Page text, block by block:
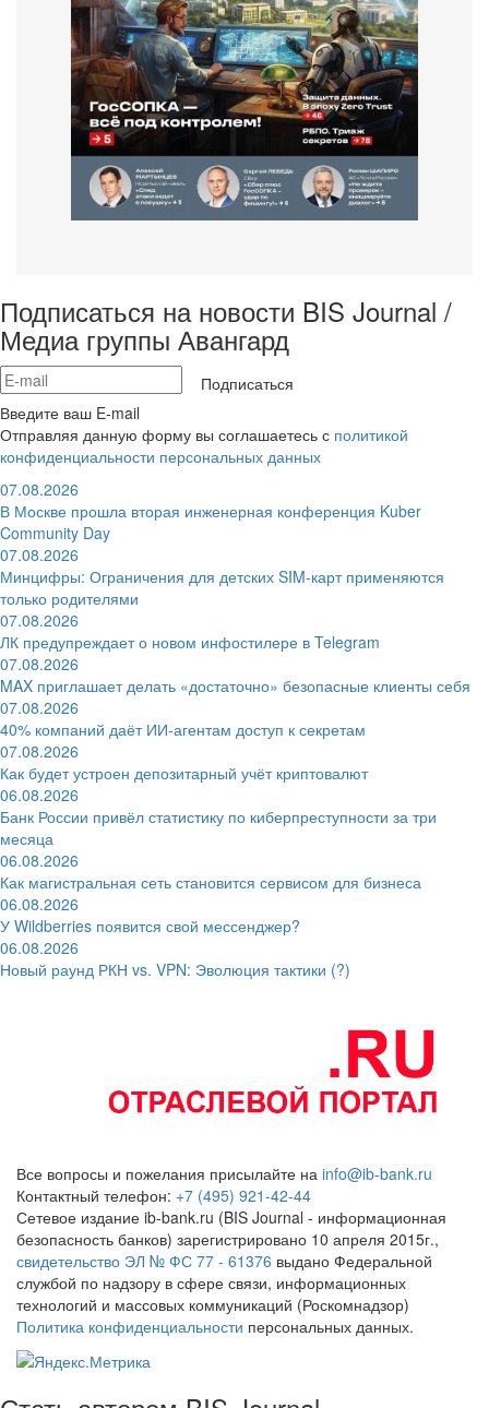
Подписаться на новости BIS Journal /
Медиа группы Авангард
Подписаться
Введите ваш E-mail
Отправляя данную форму вы соглашаетесь с политикой
конфиденциальности персональных данных
07.08.2026
В Москве прошла вторая инженерная конференция Kuber
Community Day
07.08.2026
Минцифры: Ограничения для детских SIM-карт применяются
только родителями
07.08.2026
ЛК предупреждает о новом инфостилере в Telegram
07.08.2026
MAX приглашает делать «достаточно» безопасные клиенты себя
07.08.2026
40% компаний даёт ИИ‑агентам доступ к секретам
07.08.2026
Как будет устроен депозитарный учёт криптовалют
06.08.2026
Банк России привёл статистику по киберпреступности за три
месяца
06.08.2026
Как магистральная сеть становится сервисом для бизнеса
06.08.2026
У Wildberries появится свой мессенджер?
06.08.2026
Новый раунд РКН vs. VPN: Эволюция тактики (?)
Все вопросы и пожелания присылайте на info@ib-bank.ru
Контактный телефон: +7 (495) 921-42-44
Сетевое издание ib-bank.ru (BIS Journal - информационная
безопасность банков) зарегистрировано 10 апреля 2015г.,
свидетельство ЭЛ № ФС 77 - 61376 выдано Федеральной
службой по надзору в сфере связи, информационных
технологий и массовых коммуникаций (Роскомнадзор)
Политика конфиденциальности персональных данных.